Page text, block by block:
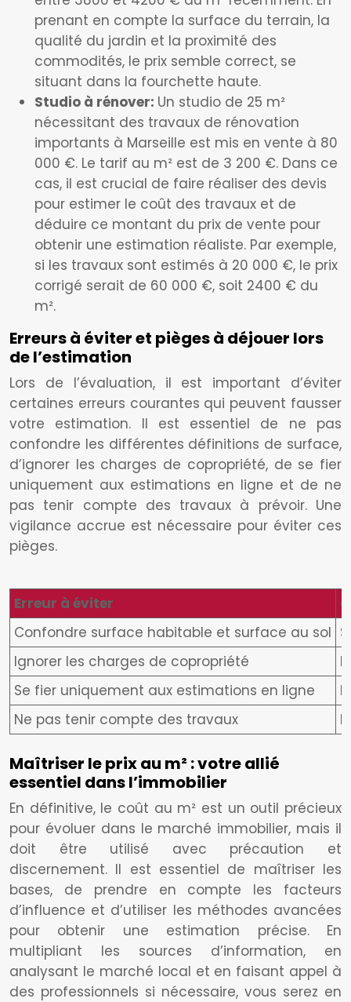
prenant en compte la surface du terrain, la
qualité du jardin et la proximité des
commodités, le prix semble correct, se
situant dans la fourchette haute.
Studio à rénover: Un studio de 25 m²
nécessitant des travaux de rénovation
importants à Marseille est mis en vente à 80
000 €. Le tarif au m² est de 3 200 €. Dans ce
cas, il est crucial de faire réaliser des devis
pour estimer le coût des travaux et de
déduire ce montant du prix de vente pour
obtenir une estimation réaliste. Par exemple,
si les travaux sont estimés à 20 000 €, le prix
corrigé serait de 60 000 €, soit 2400 € du
m².
Erreurs à éviter et pièges à déjouer lors
de l’estimation
Lors de l’évaluation, il est important d’éviter
certaines erreurs courantes qui peuvent fausser
votre estimation. Il est essentiel de ne pas
confondre les différentes définitions de surface,
d’ignorer les charges de copropriété, de se fier
uniquement aux estimations en ligne et de ne
pas tenir compte des travaux à prévoir. Une
vigilance accrue est nécessaire pour éviter ces
pièges.
Erreur à éviter
Confondre surface habitable et surface au sol
Ignorer les charges de copropriété
Se fier uniquement aux estimations en ligne
Ne pas tenir compte des travaux
Maîtriser le prix au m² : votre allié
essentiel dans l’immobilier
En définitive, le coût au m² est un outil précieux
pour évoluer dans le marché immobilier, mais il
doit être utilisé avec précaution et
discernement. Il est essentiel de maîtriser les
bases, de prendre en compte les facteurs
d’influence et d’utiliser les méthodes avancées
pour obtenir une estimation précise. En
multipliant les sources d’information, en
analysant le marché local et en faisant appel à
des professionnels si nécessaire, vous serez en